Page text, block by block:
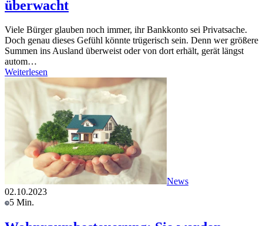
überwacht
Viele Bürger glauben noch immer, ihr Bankkonto sei Privatsache.
Doch genau dieses Gefühl könnte trügerisch sein. Denn wer größere
Summen ins Ausland überweist oder von dort erhält, gerät längst
autom…
Weiterlesen
News
02.10.2023
5 Min.